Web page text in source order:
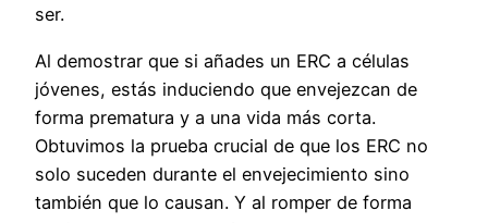
ser.
Al demostrar que si añades un ERC a células
jóvenes, estás induciendo que envejezcan de
forma prematura y a una vida más corta.
Obtuvimos la prueba crucial de que los ERC no
solo suceden durante el envejecimiento sino
también que lo causan. Y al romper de forma